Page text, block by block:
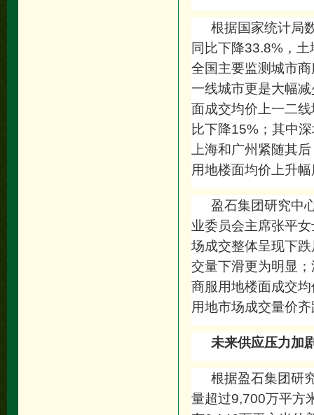
根据国家统计局
同比下降33.8%，
全国主要监测城市
一线城市更是大幅
面成交均价上一二
比下降15%；其中
上海和广州紧随其
用地楼面均价上升
盈石集团研究中
业委员会主席张平
场成交整体呈现下
交量下滑更为明显
商服用地楼面成交
用地市场成交量价
未来供应压力加
根据盈石集团研
量超过9,700万平方